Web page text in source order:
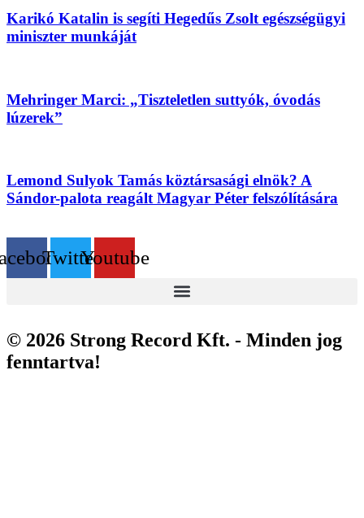
Karikó Katalin is segíti Hegedűs Zsolt egészségügyi
miniszter munkáját
Mehringer Marci: „Tiszteletlen suttyók, óvodás
lúzerek”
Lemond Sulyok Tamás köztársasági elnök? A
Sándor-palota reagált Magyar Péter felszólítására
TwitterYoutube
© 2026 Strong Record Kft. - Minden jog
fenntartva!